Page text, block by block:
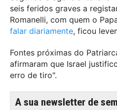
seis feridos graves a
Romanelli, com quem o
falar diariamente, ficou
Fontes próximas do
afirmaram que Israel
erro de tiro".
A sua newsletter de